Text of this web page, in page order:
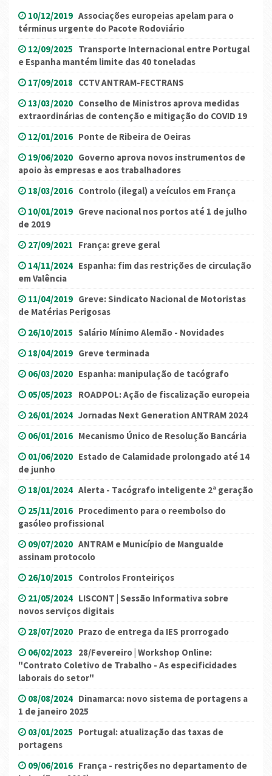
10/12/2019 Associações europeias apelam para o
términus urgente do Pacote Rodoviário
12/09/2025 Transporte Internacional entre Portugal
e Espanha mantém limite das 40 toneladas
17/09/2018 CCTV ANTRAM-FECTRANS
13/03/2020 Conselho de Ministros aprova medidas
extraordinárias de contenção e mitigação do COVID 19
12/01/2016 Ponte de Ribeira de Oeiras
19/06/2020 Governo aprova novos instrumentos de
apoio às empresas e aos trabalhadores
18/03/2016 Controlo (ilegal) a veículos em França
10/01/2019 Greve nacional nos portos até 1 de julho
de 2019
27/09/2021 França: greve geral
14/11/2024 Espanha: fim das restrições de circulação
em Valência
11/04/2019 Greve: Sindicato Nacional de Motoristas
de Matérias Perigosas
26/10/2015 Salário Mínimo Alemão - Novidades
18/04/2019 Greve terminada
06/03/2020 Espanha: manipulação de tacógrafo
05/05/2023 ROADPOL: Ação de fiscalização europeia
26/01/2024 Jornadas Next Generation ANTRAM 2024
06/01/2016 Mecanismo Único de Resolução Bancária
01/06/2020 Estado de Calamidade prolongado até 14
de junho
18/01/2024 Alerta - Tacógrafo inteligente 2ª geração
25/11/2016 Procedimento para o reembolso do
gasóleo profissional
09/07/2020 ANTRAM e Município de Mangualde
assinam protocolo
26/10/2015 Controlos Fronteiriços
21/05/2024 LISCONT | Sessão Informativa sobre
novos serviços digitais
28/07/2020 Prazo de entrega da IES prorrogado
06/02/2023 28/Fevereiro | Workshop Online:
"Contrato Coletivo de Trabalho - As especificidades
laborais do setor"
08/08/2024 Dinamarca: novo sistema de portagens a
1 de janeiro 2025
03/01/2025 Portugal: atualização das taxas de
portagens
09/06/2016 França - restrições no departamento de